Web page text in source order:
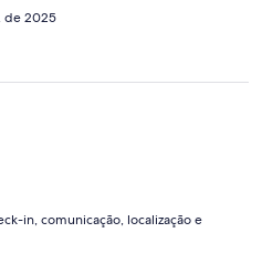
de 2025
in, comunicação, localização e